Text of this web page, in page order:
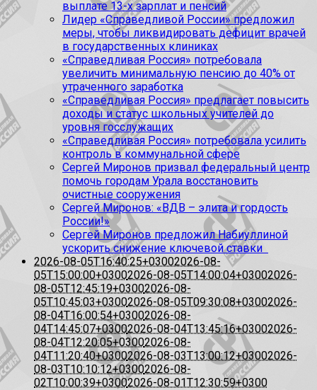
выплате 13-х зарплат и пенсий
Лидер «Справедливой России» предложил
меры, чтобы ликвидировать дефицит врачей
в государственных клиниках
«Справедливая Россия» потребовала
увеличить минимальную пенсию до 40% от
утраченного заработка
«Справедливая Россия» предлагает повысить
доходы и статус школьных учителей до
уровня госслужащих
«Справедливая Россия» потребовала усилить
контроль в коммунальной сфере
Сергей Миронов призвал федеральный центр
помочь городам Урала восстановить
очистные сооружения
Сергей Миронов: «ВДВ – элита и гордость
России!»
Сергей Миронов предложил Набиуллиной
ускорить снижение ключевой ставки
2026-08-05T16:40:25+03002026-08-
05T15:00:00+03002026-08-05T14:00:04+03002026-
08-05T12:45:19+03002026-08-
05T10:45:03+03002026-08-05T09:30:08+03002026-
08-04T16:00:54+03002026-08-
04T14:45:07+03002026-08-04T13:45:16+03002026-
08-04T12:20:05+03002026-08-
04T11:20:40+03002026-08-03T13:00:12+03002026-
08-03T10:10:12+03002026-08-
02T10:00:39+03002026-08-01T12:30:59+0300